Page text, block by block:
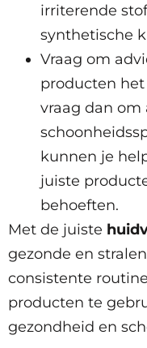
irriterende
synthetische
Vraag om
producten
vraag dan om
kunnen je
juiste
behoeften.
Met de juiste
gezonde en
consistente
producten te
gezondheid en